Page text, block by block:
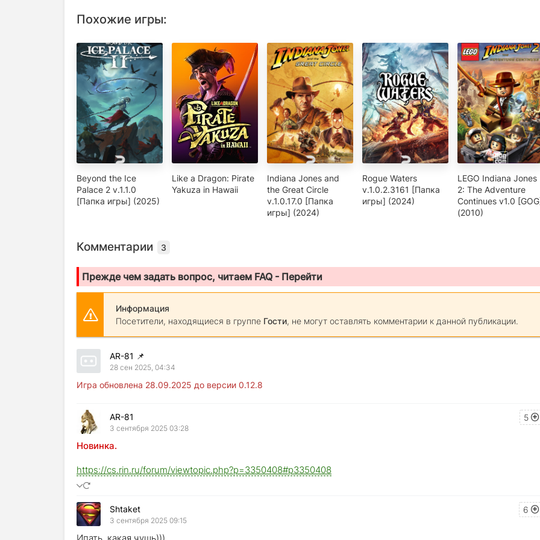
Похожие игры:
Beyond the Ice
Palace 2 v.1.1.0
[Папка игры] (2025)
Like a Dragon: Pirate
Yakuza in Hawaii
Indiana Jones and
the Great Circle
v.1.0.17.0 [Папка
игры] (2024)
Rogue Waters
v.1.0.2.3161 [Папка
игры] (2024)
LEGO Indiana Jones
2: The Adventure
Continues v1.0 [GOG]
(2010)
Комментарии 3
Прежде чем задать вопрос, читаем FAQ - Перейти
Информация
Посетители, находящиеся в группе Гости, не могут оставлять комментарии к данной публикации.
AR-81 📌
28 сен 2025, 04:34
Игра обновлена 28.09.2025 до версии 0.12.8
5
AR-81
3 сентября 2025 03:28
Новинка.
https://cs.rin.ru/forum/viewtopic.php?p=3350408#p3350408
6
Shtaket
3 сентября 2025 09:15